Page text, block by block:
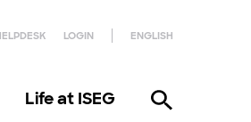
LOGIN ENGLISH
Life at ISEG